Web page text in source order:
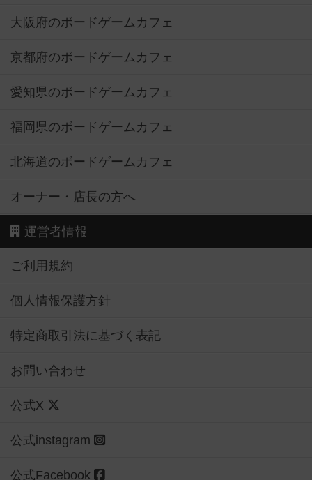
大阪府のボードゲームカフェ
京都府のボードゲームカフェ
愛知県のボードゲームカフェ
福岡県のボードゲームカフェ
北海道のボードゲームカフェ
オーナー・店長の方へ
運営者情報
ご利用規約
個人情報保護方針
特定商取引法に基づく表記
お問い合わせ
公式X
公式instagram
公式Facebook